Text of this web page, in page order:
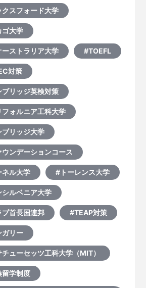
スフォード大学
ゴ大学
ストラリア大学 #TOEFL
対策
リッジ英検対策
ォルニア工科大学
リッジ大学
ンデーションコース
ル大学 #トーレンス大学
ルベニア大学
首長国連邦 #TEAP対策
ガリー
ューセッツ工科大学（MIT）
学制度